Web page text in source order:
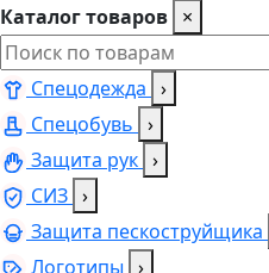
Каталог товаров ×
Спецодежда ›
Спецобувь ›
Защита рук ›
СИЗ ›
Защита пескоструйщика
Логотипы ›